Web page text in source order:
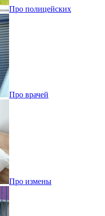
Про полицейских
Про врачей
Про измены